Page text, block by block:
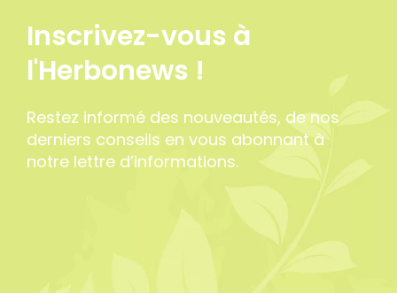
Inscrivez-vous à
l'Herbonews !
Restez informé des nouveautés, de nos
derniers conseils en vous abonnant à
notre lettre d’informations.